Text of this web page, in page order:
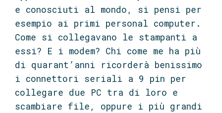
e conosciuti al mondo, si pensi per
esempio ai primi personal computer.
Come si collegavano le stampanti a
essi? E i modem? Chi come me ha più
di quarant’anni ricorderà benissimo
i connettori seriali a 9 pin per
collegare due PC tra di loro e
scambiare file, oppure i più grandi